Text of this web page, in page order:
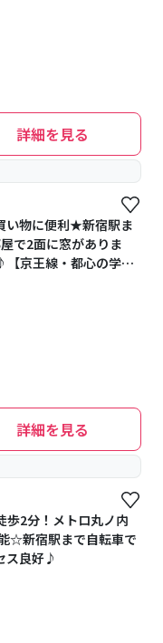
詳細を見る
い物に便利★新宿駅ま
で2面に窓がありま
京王線・都心の学校
詳細を見る
歩2分！メトロ丸ノ内
☆新宿駅まで自転車で
ス良好♪